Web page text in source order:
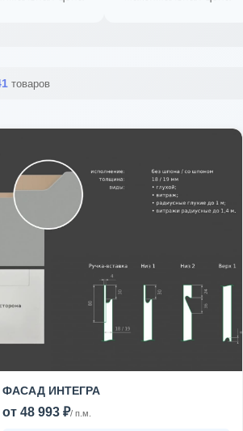
товаров
ФАСАД ИНТЕГРА
от 48 993 ₽/ п.м.